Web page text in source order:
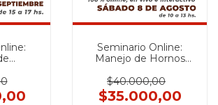
2026
Seminario Online:
Manejo de Hornos
Horneadas - AGOSTO
2026
$40.000,00
$35.000,00